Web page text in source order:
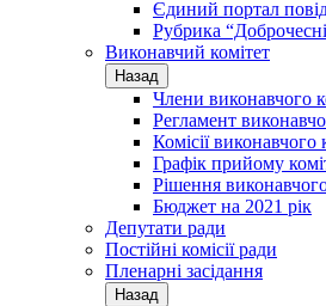
Єдиний портал
Рубрика
Виконавчий комітет
Назад
Члени виконавчого
Регламент
Комісії виконавчого
Графік прийому
Рішення
Бюджет на 2021 рік
Депутати ради
Постійні комісії ради
Пленарні засідання
Назад